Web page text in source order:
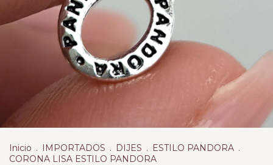
Inicio . IMPORTADOS . DIJES . ESTILO PANDORA .
CORONA LISA ESTILO PANDORA